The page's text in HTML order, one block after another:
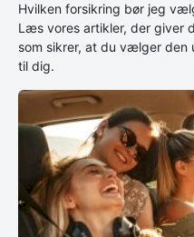
Hvilken forsikring bør jeg
Læs vores artikler, der giver
som sikrer, at du vælger den
til dig.